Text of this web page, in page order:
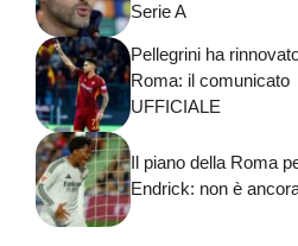
Serie A
Pellegrini ha
Roma: il comunicato
UFFICIALE
Il piano della Roma
Endrick: non è